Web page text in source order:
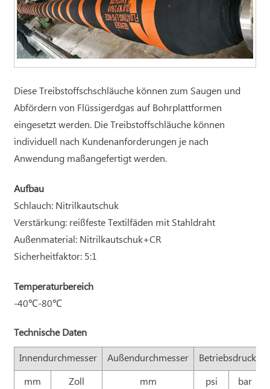
Diese Treibstoffschschläuche können zum Saugen und
Abfördern von Flüssigerdgas auf Bohrplattformen
eingesetzt werden. Die Treibstoffschläuche können
individuell nach Kundenanforderungen je nach
Anwendung maßangefertigt werden.
Aufbau
Schlauch: Nitrilkautschuk
Verstärkung: reißfeste Textilfäden mit Stahldraht
Außenmaterial: Nitrilkautschuk+CR
Sicherheitfaktor: 5:1
Temperaturbereich
-40℃-80℃
Technische Daten
Innendurchmesser
Außendurchmesser Betriebsdruck
mm
Zoll mm psi bar